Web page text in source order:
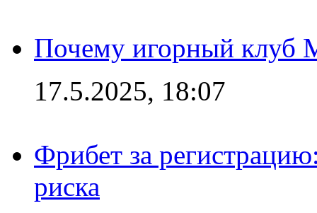
Почему игорный клуб
17.5.2025, 18:07
Фрибет за
риска